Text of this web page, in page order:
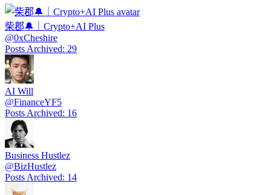
柴郡🔔｜Crypto+AI Plus
@0xCheshire
Posts Archived: 29
AI Will
@FinanceYF5
Posts Archived: 16
Business Hustlez
@BizHustlez
Posts Archived: 14